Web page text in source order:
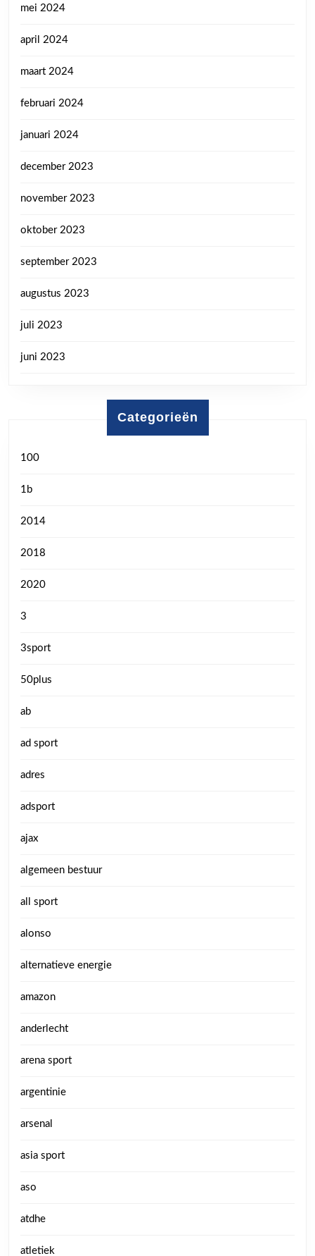
mei 2024
april 2024
maart 2024
februari 2024
januari 2024
december 2023
november 2023
oktober 2023
september 2023
augustus 2023
juli 2023
juni 2023
Categorieën
100
1b
2014
2018
2020
3
3sport
50plus
ab
ad sport
adres
adsport
ajax
algemeen bestuur
all sport
alonso
alternatieve energie
amazon
anderlecht
arena sport
argentinie
arsenal
asia sport
aso
atdhe
atletiek